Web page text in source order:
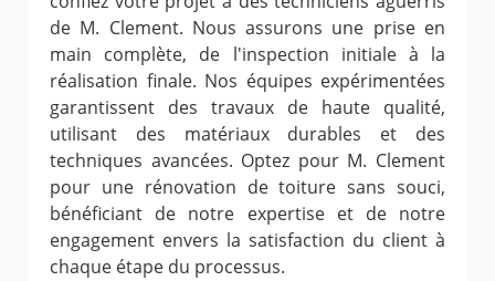
de M. Clement. Nous assurons une prise en
main complète, de l'inspection initiale à la
réalisation finale. Nos équipes expérimentées
garantissent des travaux de haute qualité,
utilisant des matériaux durables et des
techniques avancées. Optez pour M. Clement
pour une rénovation de toiture sans souci,
bénéficiant de notre expertise et de notre
engagement envers la satisfaction du client à
chaque étape du processus.